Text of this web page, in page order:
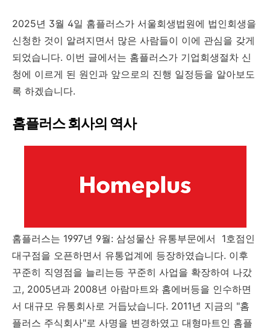
공
2025년 3월 4일 홈플러스가 서울회생법원에 법인회생을
신청한 것이 알려지면서 많은 사람들이 이에 관심을 갖게
되었습니다. 이번 글에서는 홈플러스가 기업회생절차 신
청에 이르게 된 원인과 앞으로의 진행 일정등을 알아보도
록 하겠습니다.
홈플러스 회사의 역사
홈플러스는 1997년 9월: 삼성물산 유통부문에서 1호점인
대구점을 오픈하면서 유통업계에 등장하였습니다. 이후
꾸준히 직영점을 늘리는등 꾸준히 사업을 확장하여 나갔
고, 2005년과 2008년 아람마트와 홈에버등을 인수하면
서 대규모 유통회사로 거듭났습니다. 2011년 지금의 "홈
플러스 주식회사"로 사명을 변경하였고 대형마트인 홈플